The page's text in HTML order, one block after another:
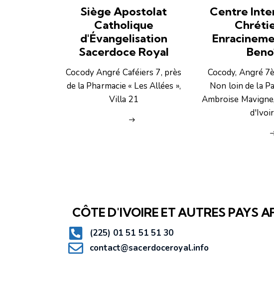
Siège Apostolat
Catholique
d'Évangelisation
Sacerdoce Royal
Cocody Angré Caféiers 7, près
de la Pharmacie « Les Allées »,
Villa 21
Centre
Cocody, Angré
Non loin de la
Ambroise
CÔTE D'IVOIRE ET AUTRES PAYS
(225) 01 51 51 51 30
contact@sacerdoceroyal.info